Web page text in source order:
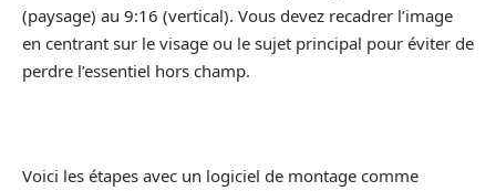
(paysage) au 9:16 (vertical). Vous devez recadrer l’image
en centrant sur le visage ou le sujet principal pour éviter de
perdre l’essentiel hors champ.
Voici les étapes avec un logiciel de montage comme